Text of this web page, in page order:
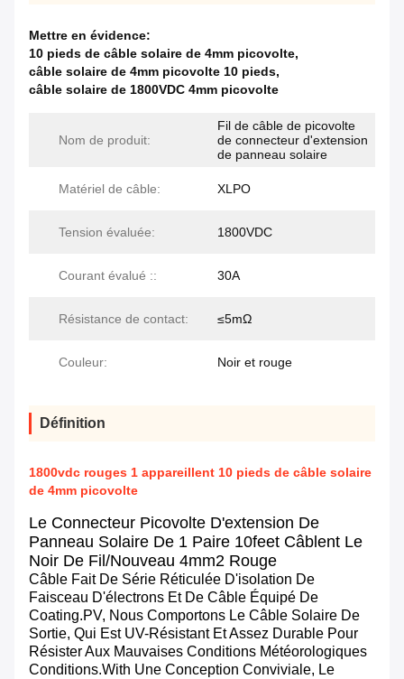
Mettre en évidence:
10 pieds de câble solaire de 4mm picovolte,
câble solaire de 4mm picovolte 10 pieds,
câble solaire de 1800VDC 4mm picovolte
Nom de produit:
Fil de câble de picovolte
de connecteur d'extension
de panneau solaire
Matériel de câble: XLPO
Tension évaluée: 1800VDC
Courant évalué :: 30A
Résistance de contact: ≤5mΩ
Couleur: Noir et rouge
Définition
1800vdc rouges 1 appareillent 10 pieds de câble solaire
de 4mm picovolte
Le Connecteur Picovolte D'extension De
Panneau Solaire De 1 Paire 10feet Câblent Le
Noir De Fil/nouveau 4mm2 Rouge
Câble Fait De Série Réticulée D'isolation De
Faisceau D'électrons Et De Câble Équipé De
Coating.PV, Nous Comportons Le Câble Solaire De
Sortie, Qui Est UV-Résistant Et Assez Durable Pour
Résister Aux Mauvaises Conditions Météorologiques
Conditions.with Une Conception Conviviale, Le